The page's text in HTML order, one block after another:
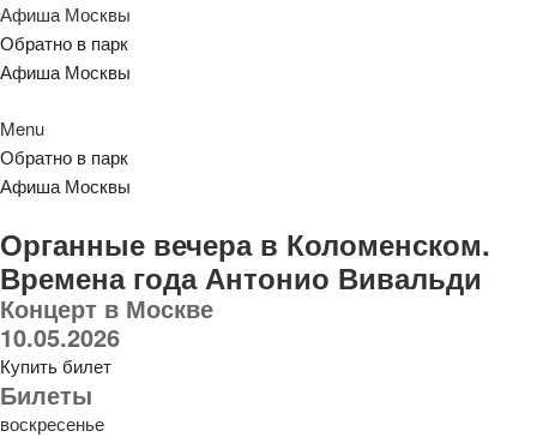
Афиша Москвы
Обратно в парк
Афиша Москвы
Menu
Обратно в парк
Афиша Москвы
Органные вечера в Коломенском.
Времена года Антонио Вивальди
Концерт в Москве
10.05.2026
Купить билет
Билеты
воскресенье